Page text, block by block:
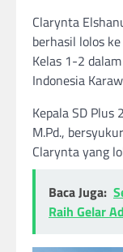
Clarynta
berhasil lolos
Kelas 1-2
Indonesia
Kepala SD
M.Pd.,
Clarynta yang
Baca Juga:
Raih Gelar